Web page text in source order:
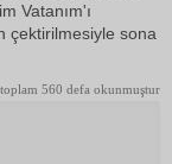
Vatanım'ı
çektirilmesiyle sona
560 defa okunmuştur